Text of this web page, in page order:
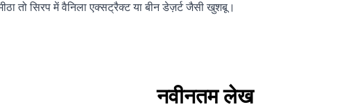
तो सिरप में वैनिला एक्सट्रैक्ट या बीन डेज़र्ट जैसी खुशबू।
नवीनतम लेख